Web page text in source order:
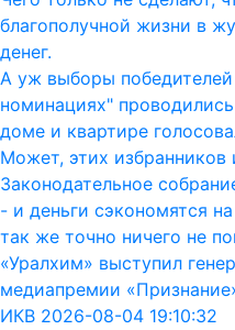
благополучной жизни в
денег.
А уж выборы
номинациях"
доме и квартире
Может, этих избранников
Законодательное
- и деньги сэкономятся
так же точно ничего не
«Уралхим» выступил
медиапремии
ИКВ 2026-08-04 19:10:32